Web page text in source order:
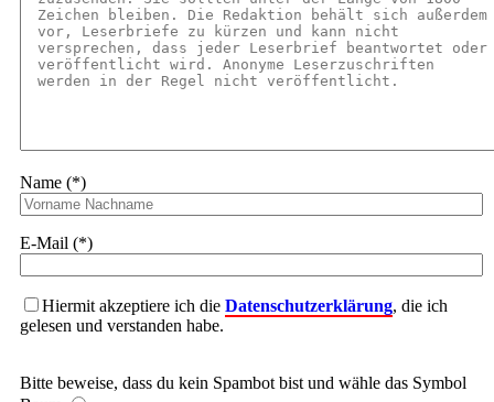
Name (*)
E-Mail (*)
Hiermit akzeptiere ich die Datenschutzerklärung, die ich
gelesen und verstanden habe.
Bitte beweise, dass du kein Spambot bist und wähle das Symbol